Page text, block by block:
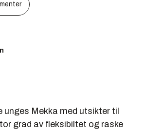
unges Mekka med utsikter til
grad av fleksibiltet og raske